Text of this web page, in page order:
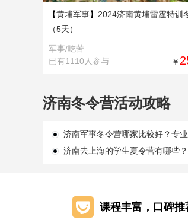
【黄埔军事】 2024济南黄埔雷霆特训
（5天）
￥
军事/吃苦
已有1110人参与
济南冬令营活动攻略
济南军事冬令营哪家比较好？专业
济南去上海的学生夏令营有哪些
课程丰富，口碑推